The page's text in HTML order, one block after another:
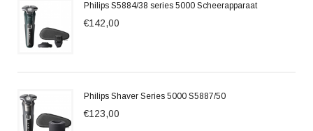
Philips S5884/38 series 5000 Scheerapparaat
€142,00
Philips Shaver Series 5000 S5887/50
€123,00